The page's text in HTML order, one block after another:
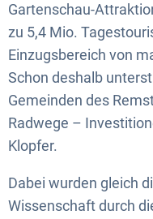
Gartenschau-
zu 5,4 Mio.
Einzugsbereich von
Schon deshalb
Gemeinden des
Radwege –
Klopfer.
Dabei wurden gleich
Wissenschaft durch